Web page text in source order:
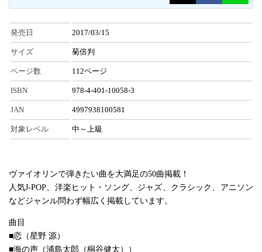
発売日 2017/03/15
サイズ 菊倍判
ページ数 112ページ
ISBN 978-4-401-10058-3
JAN 4997938100581
対象レベル 中～上級
ヴァイオリンで弾きたい曲を大満足の50曲掲載！
人気J-POP、洋楽ヒット・ソング、ジャズ、クラシック、アニソン
などジャンル問わず幅広く掲載しています。
曲目
■恋（星野 源）
■海の声（浦島太郎（桐谷健太））